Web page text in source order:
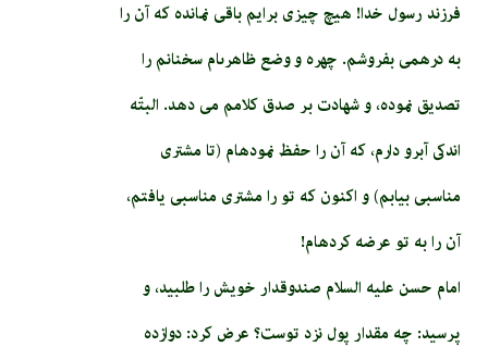
فرزند رسول خدا! هيچ چيزى برايم باقى نمانده كه آن را
به درهمى بفروشم. چهره و وضع ظاهرى‏ام سخنانم را
تصديق نموده، و شهادت بر صدق كلامم مى ‏دهد. البتّه
اندكى آبرو دارم، كه آن را حفظ نموده‏ام (تا مشترى
مناسبى بيابم) و اكنون كه تو را مشترى مناسبى يافتم،
آن را به تو عرضه كرده‏ام!
امام حسن عليه السلام صندوق­دار خويش را طلبيد، و
پرسيد: چه مقدار پول نزد توست؟ عرض كرد: دوازده